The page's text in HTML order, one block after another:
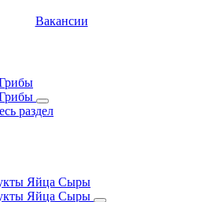
Вакансии
раздел
Яйца Сыры
Яйца Сыры